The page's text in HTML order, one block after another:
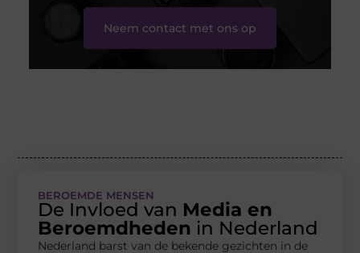
Neem contact met ons op
BEROEMDE MENSEN
De Invloed van Media en
Beroemdheden in Nederland
Nederland barst van de bekende gezichten in de